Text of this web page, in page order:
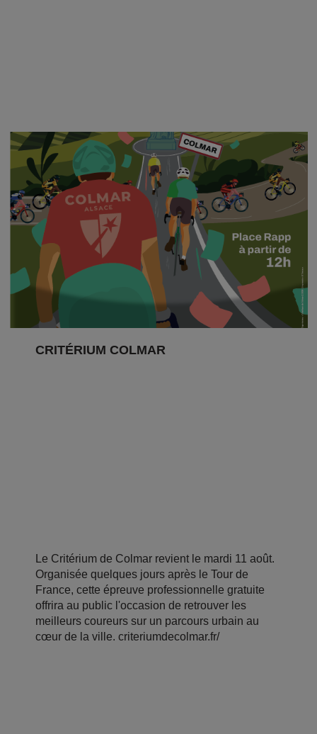
CRITÉRIUM COLMAR
Le Critérium de Colmar revient le mardi 11 août.
Organisée quelques jours après le Tour de
France, cette épreuve professionnelle gratuite
offrira au public l'occasion de retrouver les
meilleurs coureurs sur un parcours urbain au
cœur de la ville. criteriumdecolmar.fr/